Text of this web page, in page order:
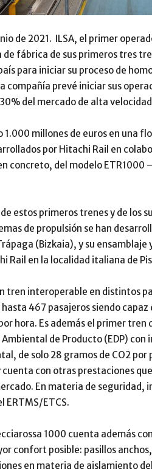
de 2021. ILSA, el primer
de fábrica de sus primeros tres
para iniciar su proceso de
compañía prevé iniciar sus
del mercado de alta velocidad
1.000 millones de euros en una
por Hitachi Rail en
concreto, del modelo ETR1000
estos primeros trenes y de los
de propulsión se han
(Bizkaia), y su ensamblaje
Rail en la localidad italiana de
tren interoperable en distintos
467 pasajeros siendo
hora. Es además el primer
Ambiental de Producto (EDP)
de solo 28 gramos de CO2
cuenta con otras prestaciones
En materia de seguridad,
ERTMS/ETCS.
1000 cuenta además
confort posible: pasillos
en materia de aislamiento